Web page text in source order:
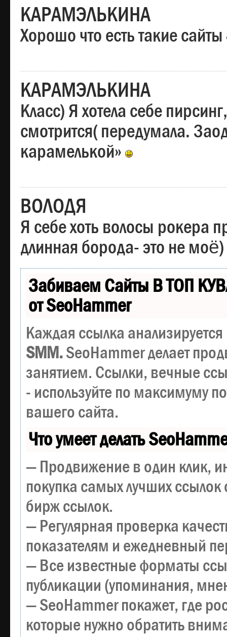
КАРАМЭЛЬКИНА
Хорошо что есть такие сайты
КАРАМЭЛЬКИНА
Класс) Я хотела себе
смотрится( передумала.
карамелькой»
ВОЛОДЯ
Я себе хоть волосы рокера
длинная борода- это не моё)
Забиваем Сайты В ТОП
от SeoHammer
Каждая ссылка
SMM.SeoHammer делает
занятием. Ссылки, вечные
- используйте по максимуму
вашего сайта.
Что умеет делать
— Продвижение в один клик,
покупка самых лучших ссылок
бирж ссылок.
— Регулярная проверка
показателям и ежедневный
— Все известные форматы
публикации (упоминания,
— SeoHammer покажет, где
которые нужно обратить